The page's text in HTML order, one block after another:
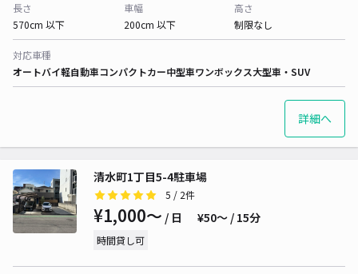
長さ
570cm 以下
車幅
200cm 以下
高さ
制限なし
対応車種
オートバイ軽自動車コンパクトカー中型車ワンボックス大型車・SUV
詳細へ
清水町1丁目5-4駐車場
5 / 2件
¥1,000〜 / 日 ¥50〜 / 15分
時間貸し可